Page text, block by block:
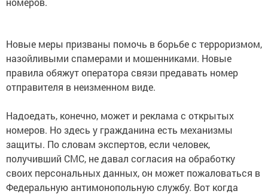
Новые меры призваны помочь в борьбе с терроризмом,
назойливыми спамерами и мошенниками. Новые
правила обяжут оператора связи предавать номер
отправителя в неизменном виде.
Надоедать, конечно, может и реклама с открытых
номеров. Но здесь у гражданина есть механизмы
защиты. По словам экспертов, если человек,
получивший СМС, не давал согласия на обработку
своих персональных данных, он может пожаловаться в
Федеральную антимонопольную службу. Вот когда